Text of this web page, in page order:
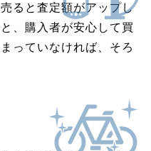
ると査定額がアップし
、購入者が安心して買
っていなければ、そろ